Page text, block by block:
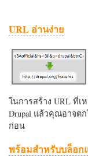
URL อ่านง่าย
ในการสร้าง URL ที่เ
Drupal แล้วคุณอาจต
ก่อน
พร้อมสำหรับบล็อก